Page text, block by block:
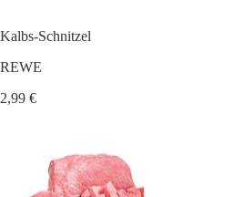
Kalbs-Schnitzel
REWE
2,99 €